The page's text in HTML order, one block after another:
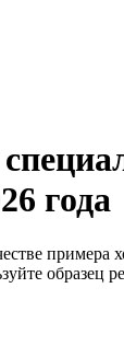
года
образец